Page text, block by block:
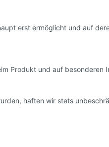
erst ermöglicht und auf
Produkt und auf besonderen
haften wir stets